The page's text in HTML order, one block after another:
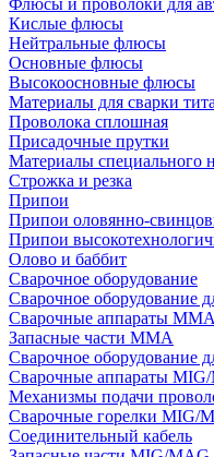
Флюсы и проволоки для
Кислые флюсы
Нейтральные флюсы
Основные флюсы
Высокоосновные флюсы
Материалы для сварки
Проволока сплошная
Присадочные прутки
Материалы специального
Строжка и резка
Припои
Припои оловянно-
Припои
Олово и баббит
Сварочное оборудование
Сварочное оборудование
Сварочные аппараты MMA
Запасные части MMA
Сварочное оборудование
Сварочные аппараты
Механизмы подачи
Сварочные горелки MIG/
Соединительный кабель